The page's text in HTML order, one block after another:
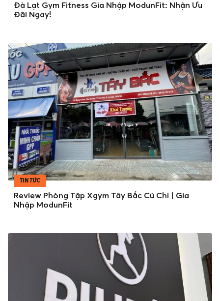
Đà Lạt Gym Fitness Gia Nhập ModunFit: Nhận Ưu
Đãi Ngay!
TIN TỨC
Review Phòng Tập Xgym Tây Bắc Củ Chi | Gia
Nhập ModunFit